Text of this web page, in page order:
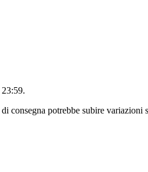
23:59.
consegna potrebbe subire variazioni